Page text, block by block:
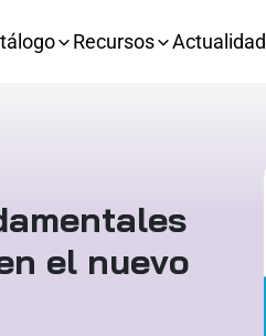
Recursos Actualidad
el nuevo